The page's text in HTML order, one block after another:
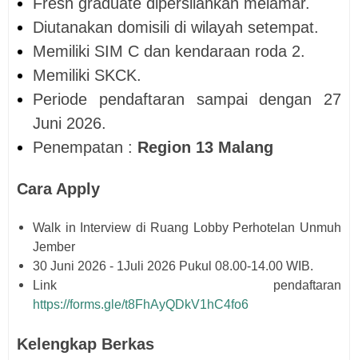
Diutanakan domisili di wilayah setempat.
Memiliki SIM C dan kendaraan roda 2.
Memiliki SKCK.
Periode pendaftaran sampai dengan 27
Juni 2026.
Penempatan : Region 13 Malang
Cara Apply
Walk in Interview di Ruang Lobby Perhotelan Unmuh
Jember
30 Juni 2026 - 1Juli 2026 Pukul 08.00-14.00 WIB.
Link pendaftaran
https://forms.gle/t8FhAyQDkV1hC4fo6
Kelengkap Berkas